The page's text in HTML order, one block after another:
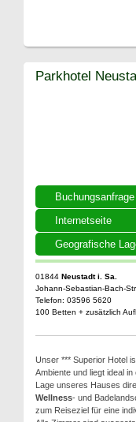
Buchungsanfrage
Internetseite
Geografische
Parkhotel
01844 Neustadt i. Sa.
Johann-Sebastian-Bach-
Telefon: 03596 5620
100 Betten + zusätzlich
Unser *** Superior Hotel
Ambiente und liegt ideal
Lage unseres Hauses
Wellness- und
zum Reiseziel für eine